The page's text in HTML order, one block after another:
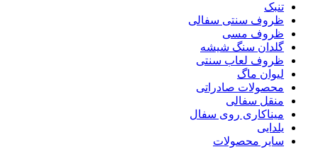
تنبک
ظروف سنتی سفالی
ظروف مسی
گلدان سنگ شیشه
ظروف لعاب سنتی
لیوان ماگ
محصولات صادراتی
منقل سفالی
میناکاری روی سفال
یلدایی
سایر محصولات